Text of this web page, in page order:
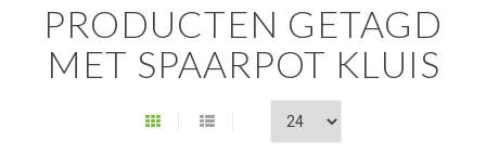
PRODUCTEN GETAGD
MET SPAARPOT KLUIS